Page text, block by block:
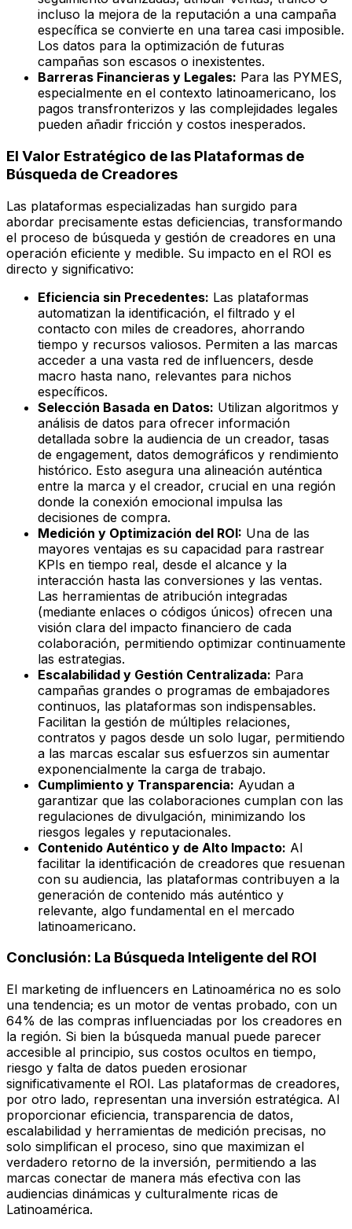
incluso la mejora de la reputación a una campaña
específica se convierte en una tarea casi imposible.
Los datos para la optimización de futuras
campañas son escasos o inexistentes.
Barreras Financieras y Legales: Para las PYMES,
especialmente en el contexto latinoamericano, los
pagos transfronterizos y las complejidades legales
pueden añadir fricción y costos inesperados.
El Valor Estratégico de las Plataformas de
Búsqueda de Creadores
Las plataformas especializadas han surgido para
abordar precisamente estas deficiencias, transformando
el proceso de búsqueda y gestión de creadores en una
operación eficiente y medible. Su impacto en el ROI es
directo y significativo:
Eficiencia sin Precedentes: Las plataformas
automatizan la identificación, el filtrado y el
contacto con miles de creadores, ahorrando
tiempo y recursos valiosos. Permiten a las marcas
acceder a una vasta red de influencers, desde
macro hasta nano, relevantes para nichos
específicos.
Selección Basada en Datos: Utilizan algoritmos y
análisis de datos para ofrecer información
detallada sobre la audiencia de un creador, tasas
de engagement, datos demográficos y rendimiento
histórico. Esto asegura una alineación auténtica
entre la marca y el creador, crucial en una región
donde la conexión emocional impulsa las
decisiones de compra.
Medición y Optimización del ROI: Una de las
mayores ventajas es su capacidad para rastrear
KPIs en tiempo real, desde el alcance y la
interacción hasta las conversiones y las ventas.
Las herramientas de atribución integradas
(mediante enlaces o códigos únicos) ofrecen una
visión clara del impacto financiero de cada
colaboración, permitiendo optimizar continuamente
las estrategias.
Escalabilidad y Gestión Centralizada: Para
campañas grandes o programas de embajadores
continuos, las plataformas son indispensables.
Facilitan la gestión de múltiples relaciones,
contratos y pagos desde un solo lugar, permitiendo
a las marcas escalar sus esfuerzos sin aumentar
exponencialmente la carga de trabajo.
Cumplimiento y Transparencia: Ayudan a
garantizar que las colaboraciones cumplan con las
regulaciones de divulgación, minimizando los
riesgos legales y reputacionales.
Contenido Auténtico y de Alto Impacto: Al
facilitar la identificación de creadores que resuenan
con su audiencia, las plataformas contribuyen a la
generación de contenido más auténtico y
relevante, algo fundamental en el mercado
latinoamericano.
Conclusión: La Búsqueda Inteligente del ROI
El marketing de influencers en Latinoamérica no es solo
una tendencia; es un motor de ventas probado, con un
64% de las compras influenciadas por los creadores en
la región. Si bien la búsqueda manual puede parecer
accesible al principio, sus costos ocultos en tiempo,
riesgo y falta de datos pueden erosionar
significativamente el ROI. Las plataformas de creadores,
por otro lado, representan una inversión estratégica. Al
proporcionar eficiencia, transparencia de datos,
escalabilidad y herramientas de medición precisas, no
solo simplifican el proceso, sino que maximizan el
verdadero retorno de la inversión, permitiendo a las
marcas conectar de manera más efectiva con las
audiencias dinámicas y culturalmente ricas de
Latinoamérica.